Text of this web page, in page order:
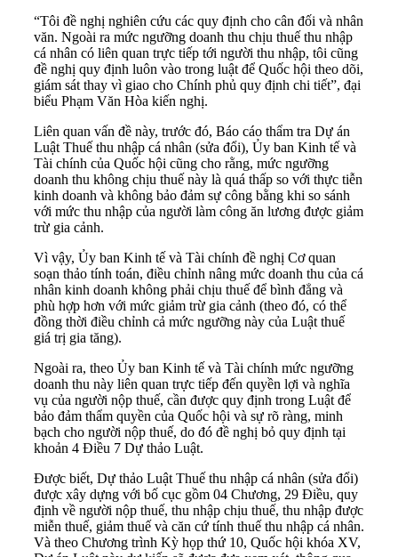
“Tôi đề nghị nghiên cứu các quy định cho cân đối và nhân
văn. Ngoài ra mức ngưỡng doanh thu chịu thuế thu nhập
cá nhân có liên quan trực tiếp tới người thu nhập, tôi cũng
đề nghị quy định luôn vào trong luật để Quốc hội theo dõi,
giám sát thay vì giao cho Chính phủ quy định chi tiết”, đại
biểu Phạm Văn Hòa kiến nghị.
Liên quan vấn đề này, trước đó, Báo cáo thẩm tra Dự án
Luật Thuế thu nhập cá nhân (sửa đổi), Ủy ban Kinh tế và
Tài chính của Quốc hội cũng cho rằng, mức ngưỡng
doanh thu không chịu thuế này là quá thấp so với thực tiễn
kinh doanh và không bảo đảm sự công bằng khi so sánh
với mức thu nhập của người làm công ăn lương được giảm
trừ gia cảnh.
Vì vậy, Ủy ban Kinh tế và Tài chính đề nghị Cơ quan
soạn thảo tính toán, điều chỉnh nâng mức doanh thu của cá
nhân kinh doanh không phải chịu thuế để bình đẳng và
phù hợp hơn với mức giảm trừ gia cảnh (theo đó, có thể
đồng thời điều chỉnh cả mức ngưỡng này của Luật thuế
giá trị gia tăng).
Ngoài ra, theo Ủy ban Kinh tế và Tài chính mức ngưỡng
doanh thu này liên quan trực tiếp đến quyền lợi và nghĩa
vụ của người nộp thuế, cần được quy định trong Luật để
bảo đảm thẩm quyền của Quốc hội và sự rõ ràng, minh
bạch cho người nộp thuế, do đó đề nghị bỏ quy định tại
khoản 4 Điều 7 Dự thảo Luật.
Được biết, Dự thảo Luật Thuế thu nhập cá nhân (sửa đổi)
được xây dựng với bố cục gồm 04 Chương, 29 Điều, quy
định về người nộp thuế, thu nhập chịu thuế, thu nhập được
miễn thuế, giảm thuế và căn cứ tính thuế thu nhập cá nhân.
Và theo Chương trình Kỳ họp thứ 10, Quốc hội khóa XV,